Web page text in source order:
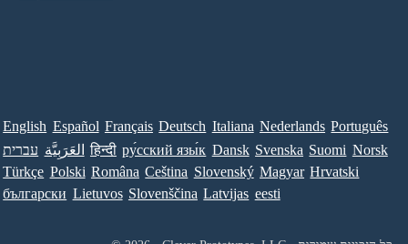
English Español Français Deutsch Italiana Nederlands Português
עברית العَرَبِيَّة हिन्दी ру́сский язы́к Dansk Svenska Suomi Norsk
Türkçe Polski Româna Ceština Slovenský Magyar Hrvatski
български Lietuvos Slovenščina Latvijas eesti